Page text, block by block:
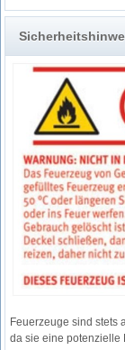
Feuerzeuge sind stets
da sie eine potenzielle